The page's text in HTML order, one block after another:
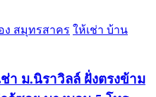
ง สมุทรสาคร ให้เช่า บ้าน
า ม.นิราวิลล์ ฝั่งตรงข้าม